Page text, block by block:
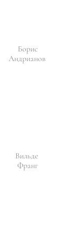
Борис
Андрианов
Вильде
Франг